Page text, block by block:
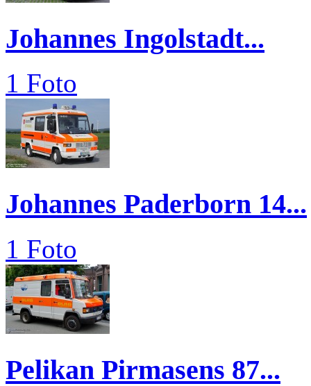
Johannes Ingolstadt...
1 Foto
Johannes Paderborn 14...
1 Foto
Pelikan Pirmasens 87...